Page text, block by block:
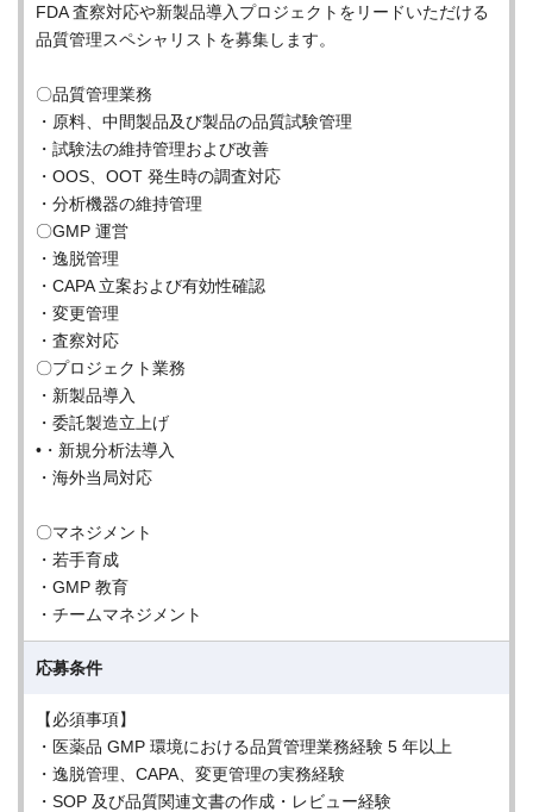
FDA 査察対応や新製品導入プロジェクトをリードいただける
品質管理スペシャリストを募集します。
〇品質管理業務
・原料、中間製品及び製品の品質試験管理
・試験法の維持管理および改善
・OOS、OOT 発生時の調査対応
・分析機器の維持管理
〇GMP 運営
・逸脱管理
・CAPA 立案および有効性確認
・変更管理
・査察対応
〇プロジェクト業務
・新製品導入
・委託製造立上げ
•・新規分析法導入
・海外当局対応
〇マネジメント
・若手育成
・GMP 教育
・チームマネジメント
応募条件
【必須事項】
・医薬品 GMP 環境における品質管理業務経験 5 年以上
・逸脱管理、CAPA、変更管理の実務経験
・SOP 及び品質関連文書の作成・レビュー経験